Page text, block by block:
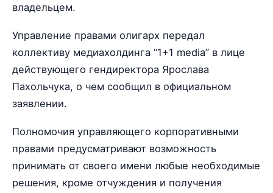
владельцем.
Управление правами олигарх передал
коллективу медиахолдинга “1+1 media” в лице
действующего гендиректора Ярослава
Пахольчука, о чем сообщил в официальном
заявлении.
Полномочия управляющего корпоративными
правами предусматривают возможность
принимать от своего имени любые необходимые
решения, кроме отчуждения и получения